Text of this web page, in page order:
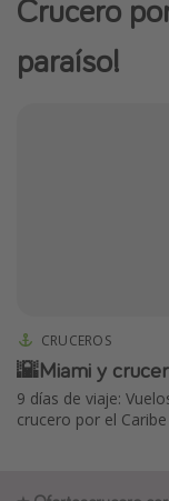
Todos los destinos
Maldivas
Albania
Inspiración para viajes
Crucero
paraíso!
CRUCEROS
🌇Miami y
9 días de viaje:
crucero por el Caribe